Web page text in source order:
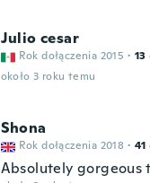
Julio cesar
Rok dołączenia 2015 · 13
około 3 roku temu
Shona
Rok dołączenia 2018 · 41
Absolutely gorgeous